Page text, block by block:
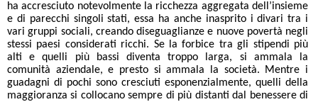
ha accresciuto notevolmente la ricchezza aggregata dell’insieme
e di parecchi singoli stati, essa ha anche inasprito i divari tra i
vari gruppi sociali, creando diseguaglianze e nuove povertà negli
stessi paesi considerati ricchi. Se la forbice tra gli stipendi più
alti e quelli più bassi diventa troppo larga, si ammala la
comunità aziendale, e presto si ammala la società. Mentre i
guadagni di pochi sono cresciuti esponenzialmente, quelli della
maggioranza si collocano sempre di più distanti dal benessere di